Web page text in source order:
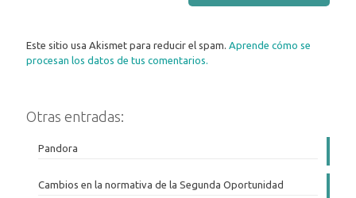
Este sitio usa Akismet para reducir el spam. Aprende cómo se
procesan los datos de tus comentarios.
Otras entradas:
Pandora
Cambios en la normativa de la Segunda Oportunidad